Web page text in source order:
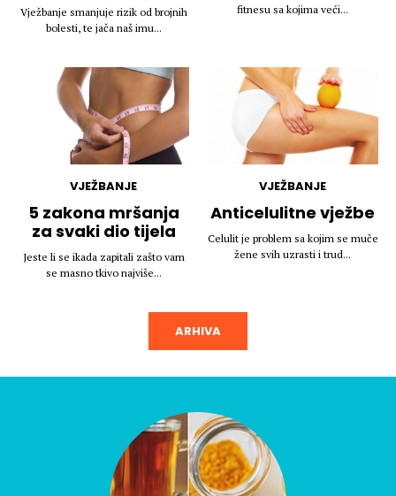
Vježbanje smanjuje rizik od brojnih
bolesti, te jača naš imu...
fitnesu sa kojima veći...
VJEŽBANJE
5 zakona mršanja
za svaki dio tijela
Jeste li se ikada zapitali zašto vam
se masno tkivo najviše...
VJEŽBANJE
Anticelulitne vježbe
Celulit je problem sa kojim se muče
žene svih uzrasti i trud...
ARHIVA